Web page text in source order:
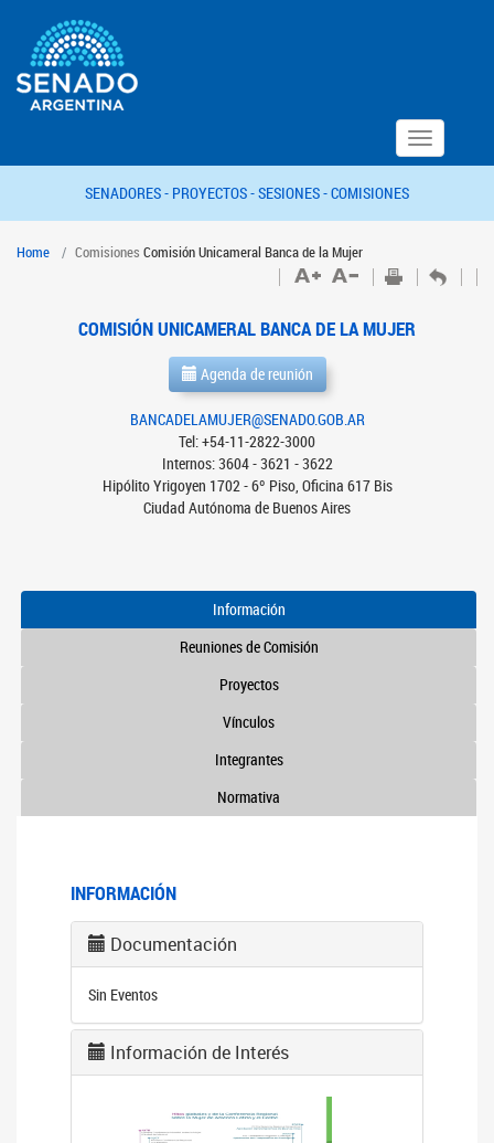
Toggle
navigation
SENADORES - PROYECTOS -SESIONES -COMISIONES
Home Comisiones Comisión Unicameral Banca de la Mujer
COMISIÓN UNICAMERAL BANCA DE LA MUJER
Agenda de reunión
BANCADELAMUJER@SENADO.GOB.AR
Tel: +54-11-2822-3000
Internos: 3604 - 3621 - 3622
Hipólito Yrigoyen 1702 - 6º Piso, Oficina 617 Bis
Ciudad Autónoma de Buenos Aires
Información
Reuniones de Comisión
Proyectos
Vínculos
Integrantes
Normativa
INFORMACIÓN
Documentación
Sin Eventos
Información de Interés